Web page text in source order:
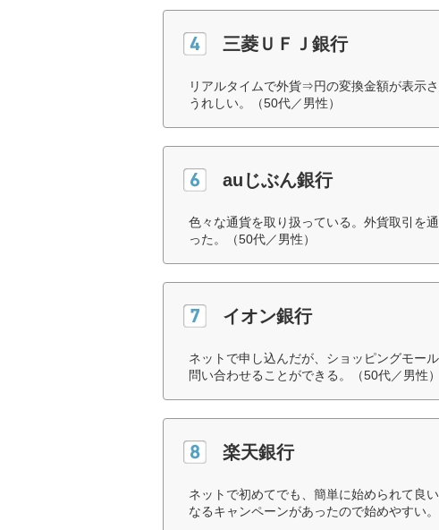
三菱ＵＦＪ銀行
リアルタイムで外貨⇒円の変換金額が表示
うれしい。（50代／男性）
auじぶん銀行
色々な通貨を取り扱っている。外貨取引を
った。（50代／男性）
イオン銀行
ネットで申し込んだが、ショッピングモー
問い合わせることができる。（50代／男性）
楽天銀行
ネットで初めてでも、簡単に始められて良
なるキャンペーンがあったので始めやすい。